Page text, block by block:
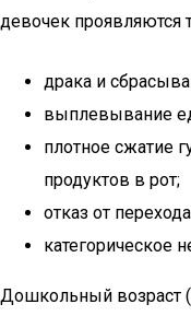
девочек проявляются
драка и
выплевывание
плотное сжатие
продуктов в рот;
отказ от
категорическое
Дошкольный возраст